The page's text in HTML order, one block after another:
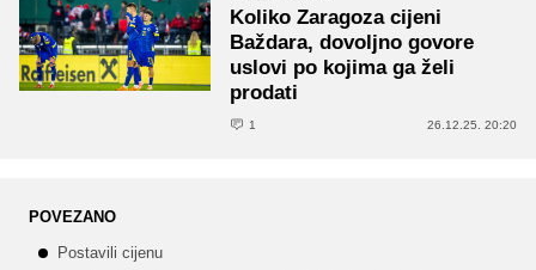
Koliko Zaragoza cijeni
Baždara, dovoljno govore
uslovi po kojima ga želi
prodati
1 26.12.25. 20:20
POVEZANO
Postavili cijenu